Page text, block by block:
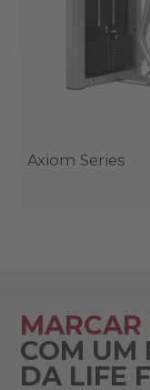
Axiom Series
COM UM
DA LIFE